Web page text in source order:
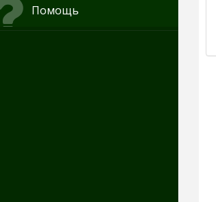
Помощь